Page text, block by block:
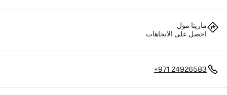
مارينا مول
احصل على الاتجاهات
+971 24926583